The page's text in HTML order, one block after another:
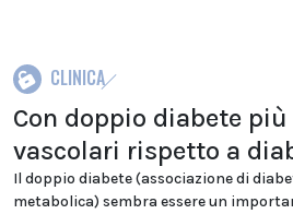
CLINICA
Con doppio diabete
vascolari rispetto a
Il doppio diabete (associazione di
metabolica) sembra essere un